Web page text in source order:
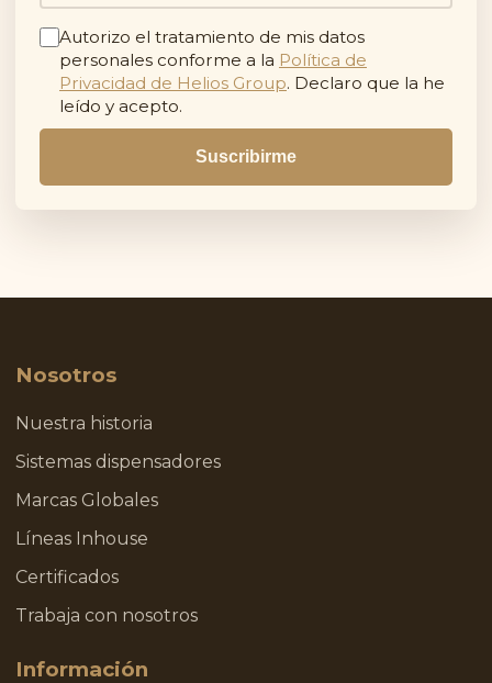
Autorizo el tratamiento de mis datos
personales conforme a la Política de
Privacidad de Helios Group. Declaro que la he
leído y acepto.
Suscribirme
Nosotros
Nuestra historia
Sistemas dispensadores
Marcas Globales
Líneas Inhouse
Certificados
Trabaja con nosotros
Información